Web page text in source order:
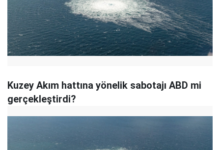
Kuzey Akım hattına yönelik sabotajı ABD mi
gerçekleştirdi?